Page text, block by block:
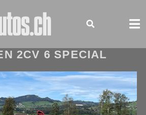
2CV 6 SPECIAL